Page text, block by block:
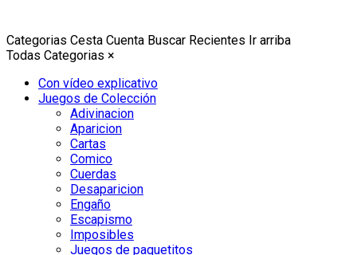
Categorias Cesta Cuenta Buscar Recientes Ir arriba
Todas Categorias ×
Con vídeo explicativo
Juegos de Colección
Adivinacion
Aparicion
Cartas
Comico
Cuerdas
Desaparicion
Engaño
Escapismo
Imposibles
Juegos de paquetitos